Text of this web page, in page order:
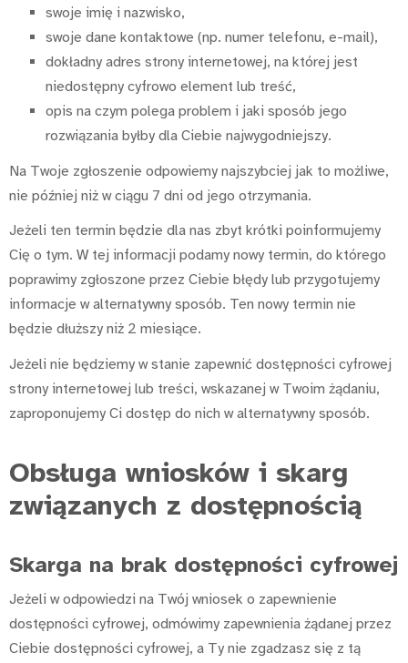
swoje imię i nazwisko,
swoje dane kontaktowe (np. numer telefonu, e-mail),
dokładny adres strony internetowej, na której jest
niedostępny cyfrowo element lub treść,
opis na czym polega problem i jaki sposób jego
rozwiązania byłby dla Ciebie najwygodniejszy.
Na Twoje zgłoszenie odpowiemy najszybciej jak to możliwe,
nie później niż w ciągu 7 dni od jego otrzymania.
Jeżeli ten termin będzie dla nas zbyt krótki poinformujemy
Cię o tym. W tej informacji podamy nowy termin, do którego
poprawimy zgłoszone przez Ciebie błędy lub przygotujemy
informacje w alternatywny sposób. Ten nowy termin nie
będzie dłuższy niż 2 miesiące.
Jeżeli nie będziemy w stanie zapewnić dostępności cyfrowej
strony internetowej lub treści, wskazanej w Twoim żądaniu,
zaproponujemy Ci dostęp do nich w alternatywny sposób.
Obsługa wniosków i skarg
związanych z dostępnością
Skarga na brak dostępności cyfrowej
Jeżeli w odpowiedzi na Twój wniosek o zapewnienie
dostępności cyfrowej, odmówimy zapewnienia żądanej przez
Ciebie dostępności cyfrowej, a Ty nie zgadzasz się z tą